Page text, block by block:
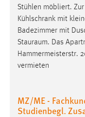
Stühlen möbliert.
Kühlschrank mit
Badezimmer mit
Stauraum. Das
Hammermeisterstr.
vermieten
MZ/ME -
Studienbegl.
Name:
site-language-
Zweck:
Das Cookie
30 Tage